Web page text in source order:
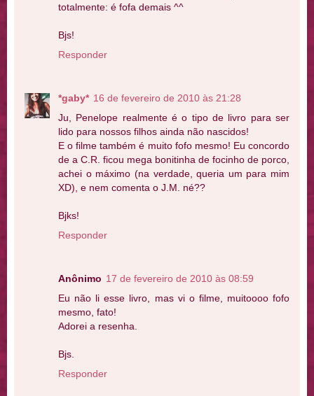
totalmente: é fofa demais ^^
Bjs!
Responder
*gaby* 16 de fevereiro de 2010 às 21:28
Ju, Penelope realmente é o tipo de livro para ser
lido para nossos filhos ainda não nascidos!
E o filme também é muito fofo mesmo! Eu concordo
de a C.R. ficou mega bonitinha de focinho de porco,
achei o máximo (na verdade, queria um para mim
XD), e nem comenta o J.M. né??
Bjks!
Responder
Anônimo 17 de fevereiro de 2010 às 08:59
Eu não li esse livro, mas vi o filme, muitoooo fofo
mesmo, fato!
Adorei a resenha.
Bjs.
Responder